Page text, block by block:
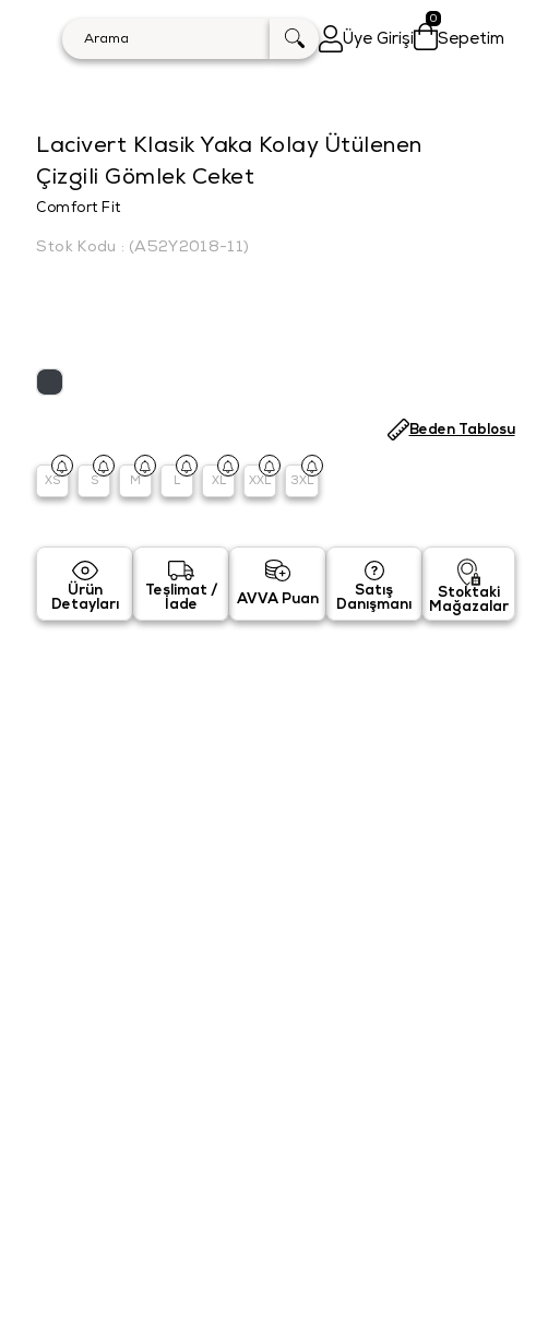
Üye Girişi Sepetim
0
Lacivert Klasik Yaka Kolay Ütülenen
Çizgili Gömlek Ceket
Comfort Fit
Stok Kodu (A52Y2018-11)
XS S M L XL XXL 3XL
Beden Tablosu
Ürün
Detayları
Teslimat /
İade
AVVA Puan
Satış
Danışmanı
Stoktaki
Mağazalar